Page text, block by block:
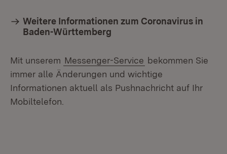
Weitere Informationen zum Coronavirus in
Baden-Württemberg
Mit unserem Messenger-Service bekommen Sie
immer alle Änderungen und wichtige
Informationen aktuell als Pushnachricht auf Ihr
Mobiltelefon.